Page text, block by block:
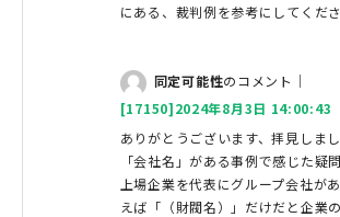
にある、裁判例を参考にしてくだ
同定可能性のコメント｜
[17150]2024年8月3日 14:00:43
ありがとうございます、拝見しまし
「会社名」がある事例で感じた疑
上場企業を代表にグループ会社が
えば「（財閥名）」だけだと企業